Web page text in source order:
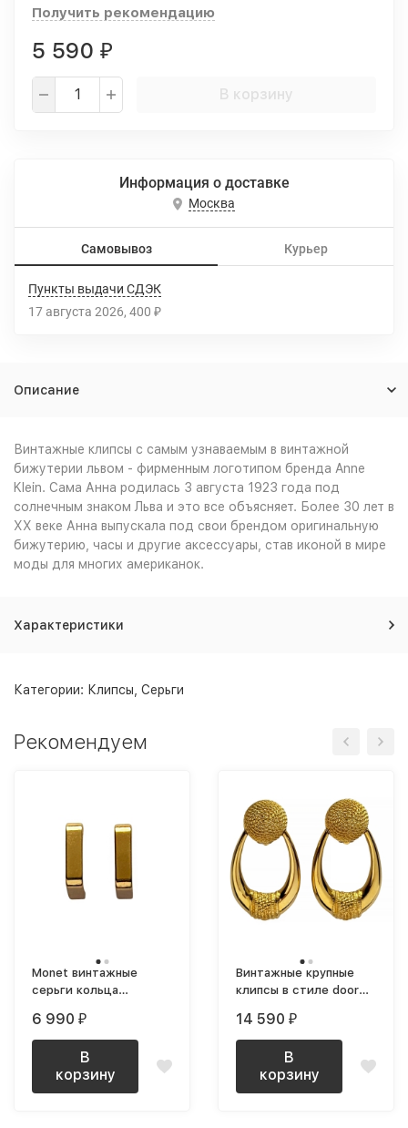
Получить рекомендацию
5 590 ₽
В корзину
Информация о доставке
Москва
Самовывоз Курьер
Пункты выдачи СДЭК
17 августа 2026 400 ₽
Описание
Винтажные клипсы с самым узнаваемым в винтажной
бижутерии львом - фирменным логотипом бренда Anne
Klein. Сама Анна родилась 3 августа 1923 года под
солнечным знаком Льва и это все объясняет. Более 30 лет в
XX веке Анна выпускала под свои брендом оригинальную
бижутерию, часы и другие аксессуары, став иконой в мире
моды для многих американок.
Характеристики
Категории: Клипсы Серьги
Рекомендуем
Monet винтажные
серьги кольца
средние
6 990 ₽
В
корзину
Винтажные крупные
клипсы в стиле door
14 590 ₽
В
корзину